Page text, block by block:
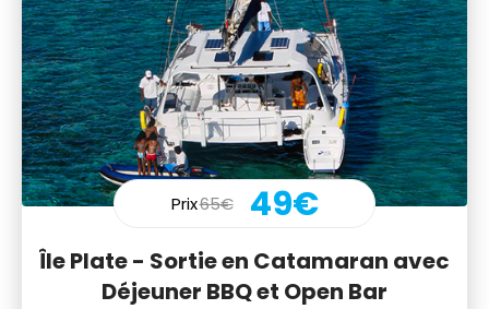
Prix65€ 49€
Île Plate - Sortie en Catamaran avec
Déjeuner BBQ et Open Bar